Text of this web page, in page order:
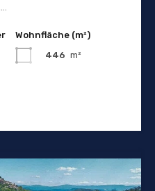
Wohnfläche (m²)
446 m²